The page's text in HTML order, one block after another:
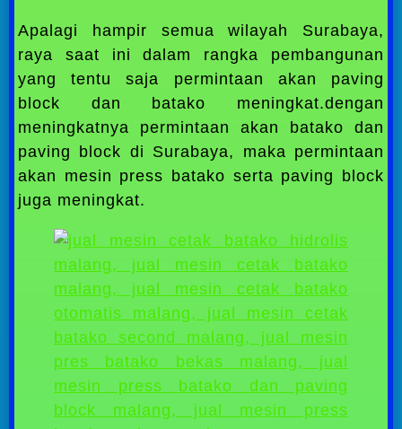
Apalagi hampir semua wilayah Surabaya,
raya saat ini dalam rangka pembangunan
yang tentu saja permintaan akan paving
block dan batako meningkat.dengan
meningkatnya permintaan akan batako dan
paving block di Surabaya, maka permintaan
akan mesin press batako serta paving block
juga meningkat.